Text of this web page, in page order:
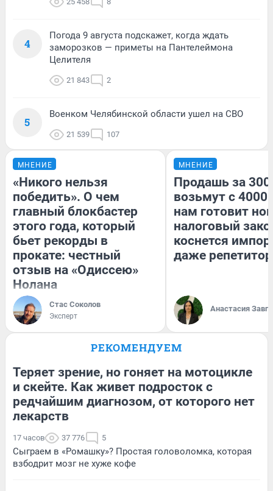
4
Погода 9 августа подскажет, когда ждать
заморозков — приметы на Пантелеймона
Целителя
21 843 2
5
Военком Челябинской области ушел на СВО
21 539 107
МНЕНИЕ
«Никого нельзя
победить». О чем
главный блокбастер
этого года, который
бьет рекорды в
прокате: честный
отзыв на «Одиссею»
Нолана
Стас Соколов
Эксперт
МНЕНИЕ
Продашь за
возьмут с
нам готовит
налоговый
коснется
даже
Анастасия
РЕКОМЕНДУЕМ
Теряет зрение, но гоняет на мотоцикле
и скейте. Как живет подросток с
редчайшим диагнозом, от которого нет
лекарств
17 часов 37 776 5
Сыграем в «Ромашку»? Простая головоломка, которая
взбодрит мозг не хуже кофе